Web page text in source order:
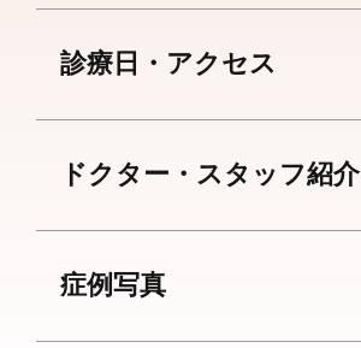
診療日・アクセス
ドクター・スタッフ紹介
症例写真